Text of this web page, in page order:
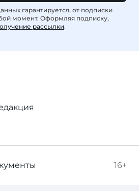
гарантируется, от подписки
момент. Оформляя подписку,
рассылки.
16+